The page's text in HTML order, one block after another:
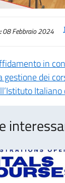
08 Febbraio 2024
in
gestione dei